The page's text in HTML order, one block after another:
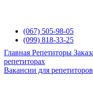
(067) 505-98-05
(099) 818-33-25
Главная Репетиторы
репетиторах
Вакансии для репетиторов